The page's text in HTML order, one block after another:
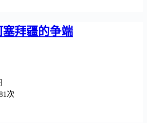
拜疆的争端
次